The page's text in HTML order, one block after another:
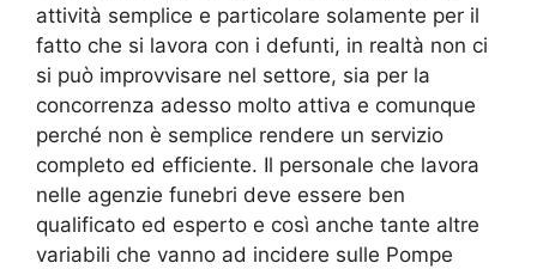
attività semplice e particolare solamente per il
fatto che si lavora con i defunti, in realtà non ci
si può improvvisare nel settore, sia per la
concorrenza adesso molto attiva e comunque
perché non è semplice rendere un servizio
completo ed efficiente. Il personale che lavora
nelle agenzie funebri deve essere ben
qualificato ed esperto e così anche tante altre
variabili che vanno ad incidere sulle Pompe